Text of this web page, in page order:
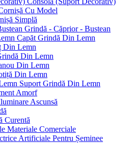
Cu Model
Simplă
Grindă - Căprior - Bustean
Capăt Grindă Din Lemn
Din Lemn
Din Lemn
Din Lemn
Din Lemn
Suport Grindă Din Lemn
Amorf
Ascunsă
Curentă
Materiale Comerciale
Pentru Șeminee